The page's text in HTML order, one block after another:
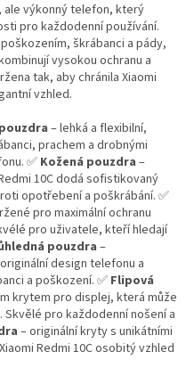
ale výkonný telefon, který
pro každodenní používání.
škrábanci a pády,
vysokou ochranu a
tak, aby chránila Xiaomi
vzhled.
– lehká a flexibilní,
prachem a drobnými
✅ Kožená pouzdra –
10C dodá sofistikovaný
opotřebení a poškrábání. ✅
pro maximální ochranu
pro uživatele, kteří hledají
pouzdra –
design telefonu a
a poškození. ✅ Flipová
krytem pro displej, která může
pro každodenní nošení a
– originální kryty s unikátními
Redmi 10C osobitý vzhled